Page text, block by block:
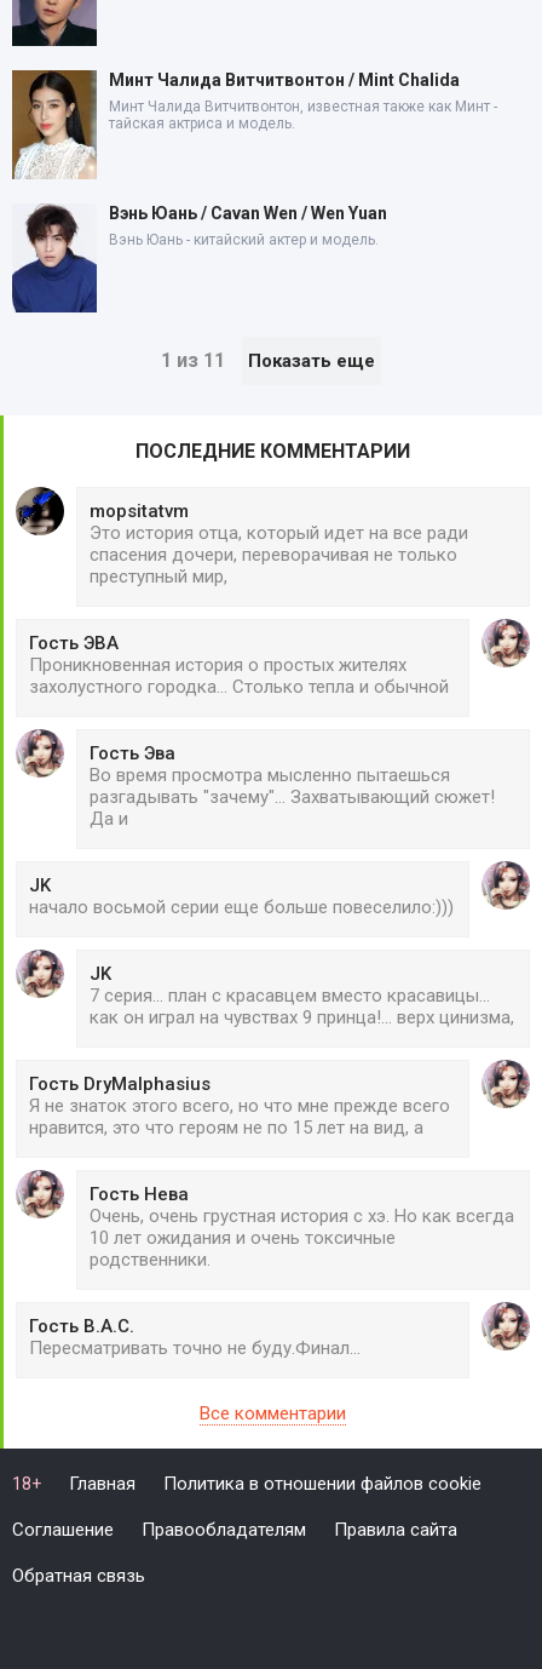
Минт Чалида Витчитвонтон / Mint Chalida
Минт Чалида Витчитвонтон, известная также как Минт -
тайская актриса и модель.
Вэнь Юань / Cavan Wen / Wen Yuan
Вэнь Юань - китайский актер и модель.
1 из 11 Показать еще
ПОСЛЕДНИЕ КОММЕНТАРИИ
mopsitatvm
Это история отца, который идет на все ради
спасения дочери, переворачивая не только
преступный мир,
Гость ЭВА
Проникновенная история о простых жителях
захолустного городка... Столько тепла и обычной
Гость Эва
Во время просмотра мысленно пытаешься
разгадывать "зачему"... Захватывающий сюжет!
Да и
JK
начало восьмой серии еще больше повеселило:)))
JK
7 серия... план с красавцем вместо красавицы...
как он играл на чувствах 9 принца!... верх цинизма,
Гость DryMalphasius
Я не знаток этого всего, но что мне прежде всего
нравится, это что героям не по 15 лет на вид, а
Гость Нева
Очень, очень грустная история с хэ. Но как всегда
10 лет ожидания и очень токсичные
родственники.
Гость В.А.С.
Пересматривать точно не буду.Финал...
Все комментарии
18+ Главная Политика в отношении файлов cookie
Соглашение Правообладателям Правила сайта
Обратная связь